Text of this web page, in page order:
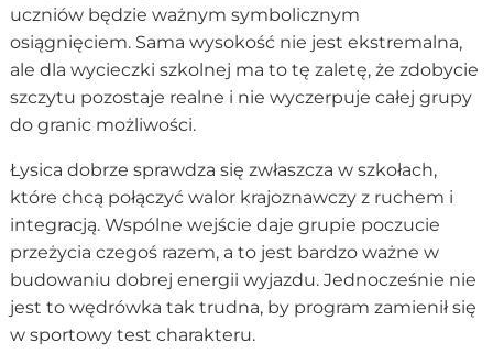
uczniów będzie ważnym symbolicznym
osiągnięciem. Sama wysokość nie jest ekstremalna,
ale dla wycieczki szkolnej ma to tę zaletę, że zdobycie
szczytu pozostaje realne i nie wyczerpuje całej grupy
do granic możliwości.
Łysica dobrze sprawdza się zwłaszcza w szkołach,
które chcą połączyć walor krajoznawczy z ruchem i
integracją. Wspólne wejście daje grupie poczucie
przeżycia czegoś razem, a to jest bardzo ważne w
budowaniu dobrej energii wyjazdu. Jednocześnie nie
jest to wędrówka tak trudna, by program zamienił się
w sportowy test charakteru.